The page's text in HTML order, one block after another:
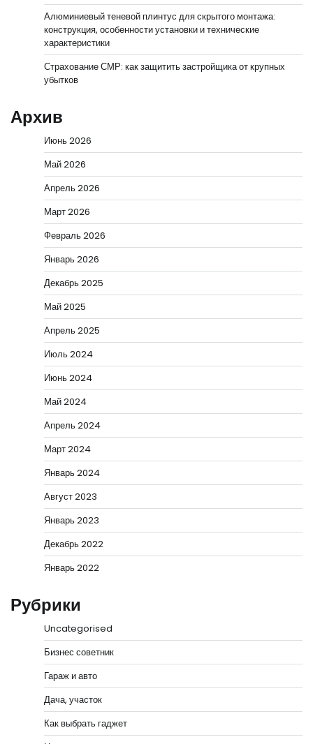
Алюминиевый теневой плинтус для скрытого монтажа:
конструкция, особенности установки и технические
характеристики
Страхование СМР: как защитить застройщика от крупных
убытков
Архив
Июнь 2026
Май 2026
Апрель 2026
Март 2026
Февраль 2026
Январь 2026
Декабрь 2025
Май 2025
Апрель 2025
Июль 2024
Июнь 2024
Май 2024
Апрель 2024
Март 2024
Январь 2024
Август 2023
Январь 2023
Декабрь 2022
Январь 2022
Рубрики
Uncategorised
Бизнес советник
Гараж и авто
Дача, участок
Как выбрать гаджет